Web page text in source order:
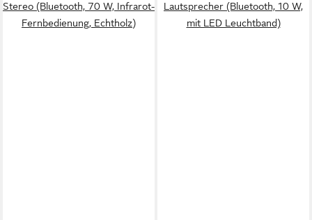
Stereo (Bluetooth, 70 W, Infrarot-
Fernbedienung, Echtholz)
Lautsprecher (Bluetooth, 10 W,
mit LED Leuchtband)